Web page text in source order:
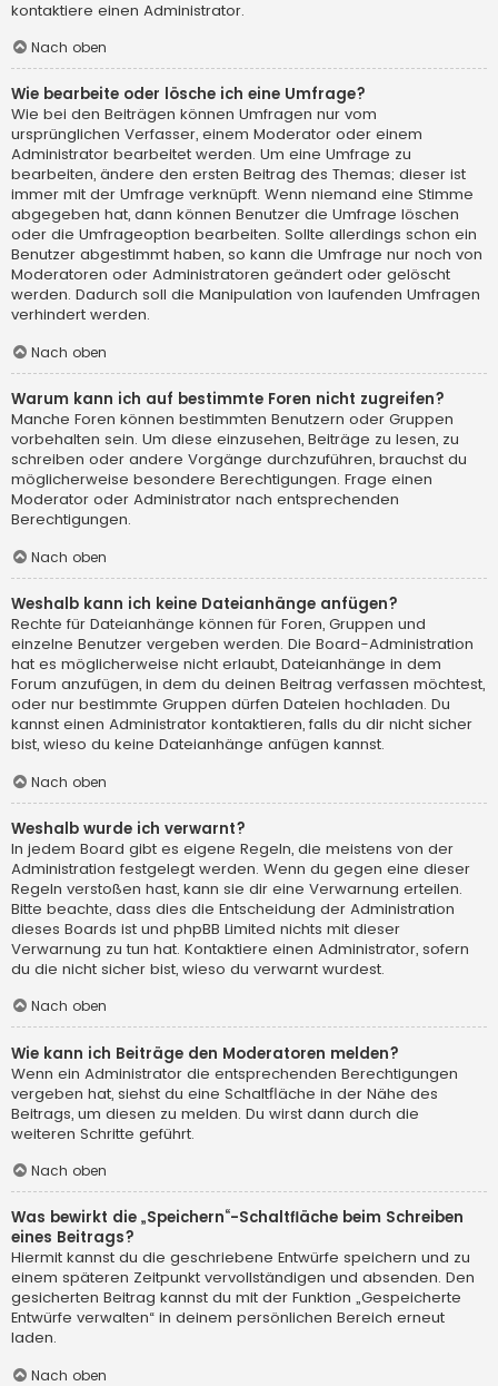
kontaktiere einen Administrator.
Nach oben
Wie bearbeite oder lösche ich eine Umfrage?
Wie bei den Beiträgen können Umfragen nur vom
ursprünglichen Verfasser, einem Moderator oder einem
Administrator bearbeitet werden. Um eine Umfrage zu
bearbeiten, ändere den ersten Beitrag des Themas; dieser ist
immer mit der Umfrage verknüpft. Wenn niemand eine Stimme
abgegeben hat, dann können Benutzer die Umfrage löschen
oder die Umfrageoption bearbeiten. Sollte allerdings schon ein
Benutzer abgestimmt haben, so kann die Umfrage nur noch von
Moderatoren oder Administratoren geändert oder gelöscht
werden. Dadurch soll die Manipulation von laufenden Umfragen
verhindert werden.
Nach oben
Warum kann ich auf bestimmte Foren nicht zugreifen?
Manche Foren können bestimmten Benutzern oder Gruppen
vorbehalten sein. Um diese einzusehen, Beiträge zu lesen, zu
schreiben oder andere Vorgänge durchzuführen, brauchst du
möglicherweise besondere Berechtigungen. Frage einen
Moderator oder Administrator nach entsprechenden
Berechtigungen.
Nach oben
Weshalb kann ich keine Dateianhänge anfügen?
Rechte für Dateianhänge können für Foren, Gruppen und
einzelne Benutzer vergeben werden. Die Board-Administration
hat es möglicherweise nicht erlaubt, Dateianhänge in dem
Forum anzufügen, in dem du deinen Beitrag verfassen möchtest,
oder nur bestimmte Gruppen dürfen Dateien hochladen. Du
kannst einen Administrator kontaktieren, falls du dir nicht sicher
bist, wieso du keine Dateianhänge anfügen kannst.
Nach oben
Weshalb wurde ich verwarnt?
In jedem Board gibt es eigene Regeln, die meistens von der
Administration festgelegt werden. Wenn du gegen eine dieser
Regeln verstoßen hast, kann sie dir eine Verwarnung erteilen.
Bitte beachte, dass dies die Entscheidung der Administration
dieses Boards ist und phpBB Limited nichts mit dieser
Verwarnung zu tun hat. Kontaktiere einen Administrator, sofern
du die nicht sicher bist, wieso du verwarnt wurdest.
Nach oben
Wie kann ich Beiträge den Moderatoren melden?
Wenn ein Administrator die entsprechenden Berechtigungen
vergeben hat, siehst du eine Schaltfläche in der Nähe des
Beitrags, um diesen zu melden. Du wirst dann durch die
weiteren Schritte geführt.
Nach oben
Was bewirkt die „Speichern“-Schaltfläche beim Schreiben
eines Beitrags?
Hiermit kannst du die geschriebene Entwürfe speichern und zu
einem späteren Zeitpunkt vervollständigen und absenden. Den
gesicherten Beitrag kannst du mit der Funktion „Gespeicherte
Entwürfe verwalten“ in deinem persönlichen Bereich erneut
laden.
Nach oben